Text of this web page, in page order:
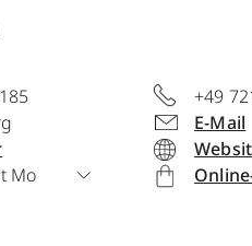
Mo
+49
E-Mail